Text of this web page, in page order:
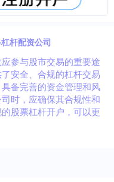
杆配资公司
参与股市交易的重要途
安全、合规的杠杆交易
备完善的资金管理和风
时，应确保其合规性和
股票杠杆开户，可以更